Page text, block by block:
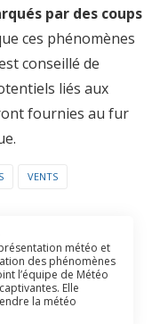
par des coups
ces phénomènes
conseillé de
liés aux
fournies au fur
VENTS
météo et
des phénomènes
l’équipe de Météo
Elle
la météo